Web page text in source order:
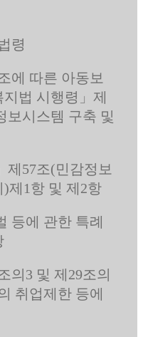
령
에 따른 아동보
법 시행령」제
보시스템 구축 및
제57조(민감정보
제1항 및 제2항
등에 관한 특례
의3 및 제29조의
취업제한 등에